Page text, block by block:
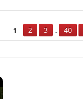
1
2 3 .. 40